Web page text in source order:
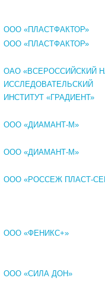
ООО «ПЛАСТФАКТОР»
ООО «ПЛАСТФАКТОР»
ОАО «ВСЕРОССИЙСКИЙ
ИССЛЕДОВАТЕЛЬСКИЙ
ИНСТИТУТ «ГРАДИЕНТ»
ООО «ДИАМАНТ-М»
ООО «ДИАМАНТ-М»
ООО «РОССЕЖ ПЛАСТ-
ООО «ФЕНИКС+»
ООО «СИЛА ДОН»